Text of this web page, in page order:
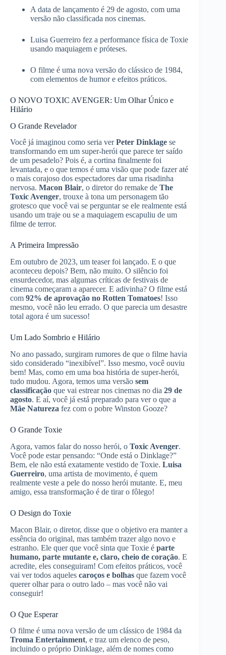
A data de lançamento é 29 de agosto, com uma
versão não classificada nos cinemas.
Luisa Guerreiro fez a performance física de Toxie
usando maquiagem e próteses.
O filme é uma nova versão do clássico de 1984,
com elementos de humor e efeitos práticos.
O NOVO TOXIC AVENGER: Um Olhar Único e
Hilário
O Grande Revelador
Você já imaginou como seria verPeter Dinklage se
transformando em um super-herói que parece ter saído
de um pesadelo? Pois é, a cortina finalmente foi
levantada, e o que temos é uma visão que pode fazer até
o mais corajoso dos espectadores dar uma risadinha
nervosa. Macon Blair, o diretor do remake de The
Toxic Avenger, trouxe à tona um personagem tão
grotesco que você vai se perguntar se ele realmente está
usando um traje ou se a maquiagem escapuliu de um
filme de terror.
A Primeira Impressão
Em outubro de 2023, um teaser foi lançado. E o que
aconteceu depois? Bem, não muito. O silêncio foi
ensurdecedor, mas algumas críticas de festivais de
cinema começaram a aparecer. E adivinha? O filme está
com 92% de aprovação no Rotten Tomatoes! Isso
mesmo, você não leu errado. O que parecia um desastre
total agora é um sucesso!
Um Lado Sombrio e Hilário
No ano passado, surgiram rumores de que o filme havia
sido considerado “inexibível”. Isso mesmo, você ouviu
bem! Mas, como em uma boa história de super-herói,
tudo mudou. Agora, temos uma versão sem
classificação que vai estrear nos cinemas no dia 29 de
agosto. E aí, você já está preparado para ver o que a
Mãe Natureza fez com o pobre Winston Gooze?
O Grande Toxie
Agora, vamos falar do nosso herói, o Toxic Avenger.
Você pode estar pensando: “Onde está o Dinklage?”
Bem, ele não está exatamente vestido de Toxie. Luisa
Guerreiro, uma artista de movimento, é quem
realmente veste a pele do nosso herói mutante. E, meu
amigo, essa transformação é de tirar o fôlego!
O Design do Toxie
Macon Blair, o diretor, disse que o objetivo era manter a
essência do original, mas também trazer algo novo e
estranho. Ele quer que você sinta que Toxie é parte
humano, parte mutante e, claro, cheio de coração. E
acredite, eles conseguiram! Com efeitos práticos, você
vai ver todos aqueles caroços e bolhas que fazem você
querer olhar para o outro lado – mas você não vai
conseguir!
O Que Esperar
O filme é uma nova versão de um clássico de 1984 da
Troma Entertainment, e traz um elenco de peso,
incluindo o próprio Dinklage, além de nomes como